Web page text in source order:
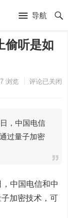
导航
偷听是如
浏览 评论已关闭
，中国电信
过量子加密
中国电信和中
加密技术，可